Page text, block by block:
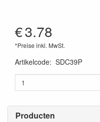
Producten
€3.78
*Preise inkl. MwSt.
Artikelcode: SDC39P